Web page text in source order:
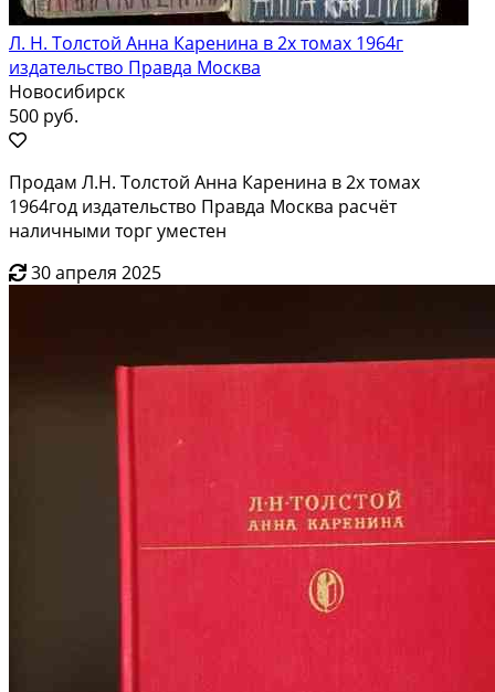
Л. Н. Толстой Анна Каренина в 2х томах 1964г
издательство Правда Москва
Новосибирск
500 руб.
Продам Л.Н. Толстой Анна Каренина в 2х томах
1964год издательство Правда Москва расчёт
наличными торг уместен
30 апреля 2025